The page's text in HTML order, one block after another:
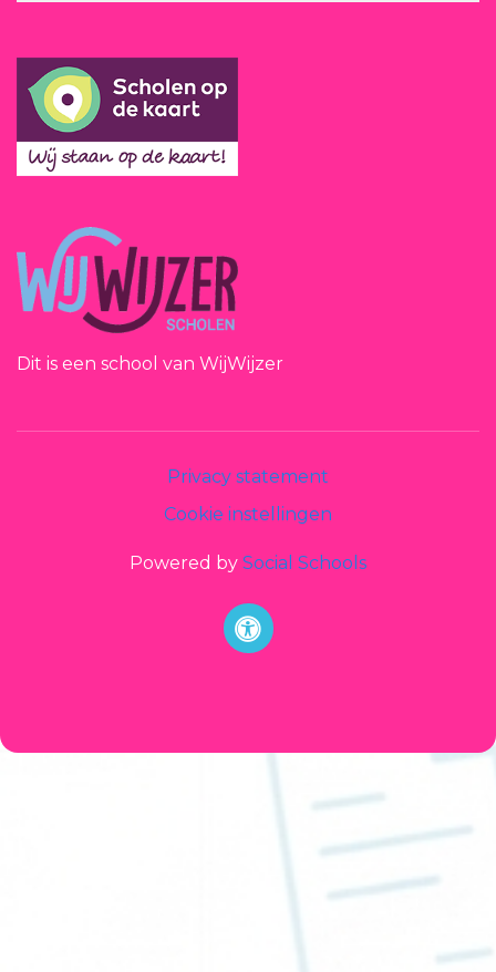
Dit is een school van WijWijzer
Privacy statement
Cookie instellingen
Powered by Social Schools